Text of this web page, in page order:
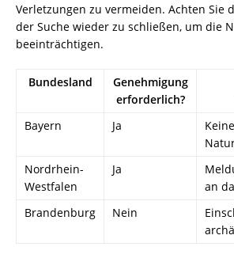
Verletzungen zu vermeiden. Achten Sie
der Suche wieder zu schließen, um die
beeinträchtigen.
Bundesland
Genehmigung
erforderlich?
Bayern
Ja
Nordrhein-
Westfalen
Ja
an
Brandenburg
Nein